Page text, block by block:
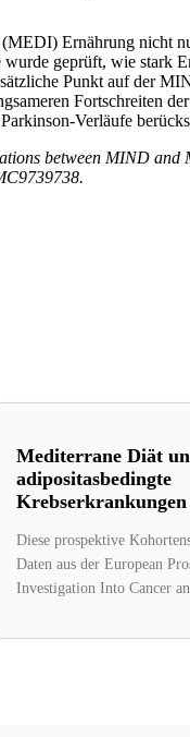
Ernährung nicht
geprüft, wie stark
Punkt auf der
Fortschreiten
Verläufe
between MIND
Mediterrane Diät
adipositasbedingte
Krebserkrankungen
Diese prospektive
Daten aus der European
Investigation Into Cancer